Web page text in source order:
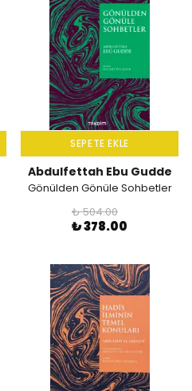
SEPETE EKLE
Abdulfettah Ebu Gudde
Gönülden Gönüle Sohbetler
₺ 504.00
₺ 378.00